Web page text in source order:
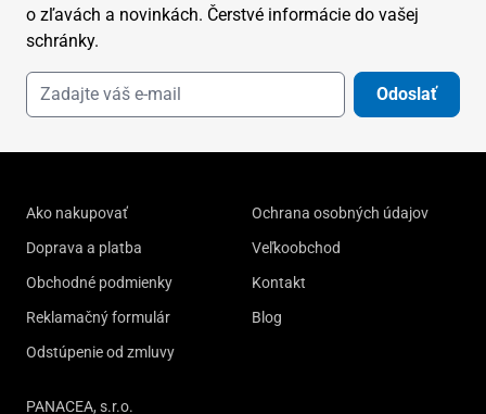
o zľavách a novinkách. Čerstvé informácie do vašej
schránky.
Odoslať
Ako nakupovať
Doprava a platba
Obchodné podmienky
Reklamačný formulár
Odstúpenie od zmluvy
Ochrana osobných údajov
Veľkoobchod
Kontakt
Blog
PANACEA, s.r.o.